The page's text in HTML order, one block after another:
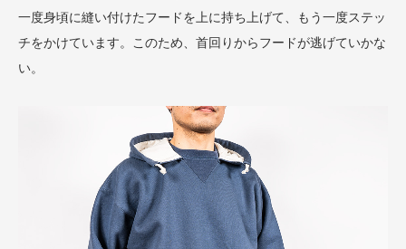
一度身頃に縫い付けたフードを上に持ち上げて、もう一度ステッ
チをかけています。このため、首回りからフードが逃げていかな
い。